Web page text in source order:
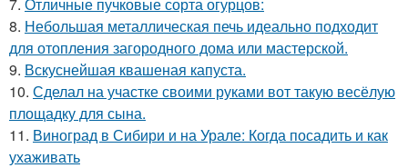
7. Отличные пучковые сорта огурцов:
8. Небольшая металлическая печь идеально подходит
для отопления загородного дома или мастерской.
9. Вскуснейшая квашеная капуста.
10. Сделал на участке своими руками вот такую весёлую
площадку для сына.
11. Виноград в Сибири и на Урале: Когда посадить и как
ухаживать